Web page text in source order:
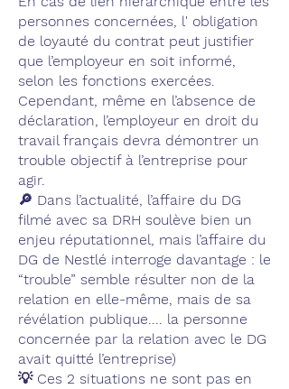
personnes concernées, l' obligation
de loyauté du contrat peut justifier
que l’employeur en soit informé,
selon les fonctions exercées.
Cependant, même en l’absence de
déclaration, l’employeur en droit du
travail français devra démontrer un
trouble objectif à l’entreprise pour
agir.
🔎 Dans l’actualité, l’affaire du DG
filmé avec sa DRH soulève bien un
enjeu réputationnel, mais l’affaire du
DG de Nestlé interroge davantage : le
“trouble” semble résulter non de la
relation en elle-même, mais de sa
révélation publique.... la personne
concernée par la relation avec le DG
avait quitté l’entreprise)
💡 Ces 2 situations ne sont pas en